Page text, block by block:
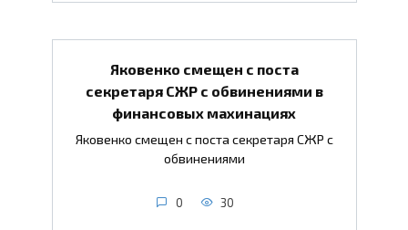
Яковенко смещен с поста
секретаря СЖР с обвинениями в
финансовых махинациях
Яковенко смещен с поста секретаря СЖР с
обвинениями
0 30